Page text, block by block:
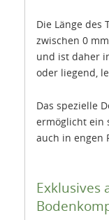
Die Länge des
zwischen 0
und ist daher
oder liegend,
Das spezielle
ermöglicht ein
auch in engen
Exklusives